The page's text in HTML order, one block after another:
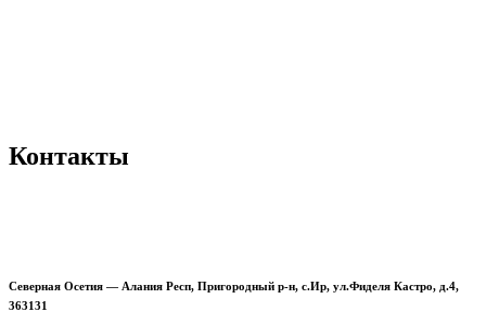
Контакты
Северная Осетия — Алания Респ, Пригородный р-н, с.Ир, ул.Фиделя Кастро, д.4,
363131